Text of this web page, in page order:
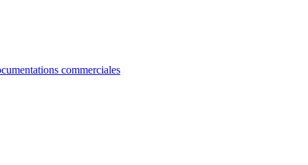
commerciales